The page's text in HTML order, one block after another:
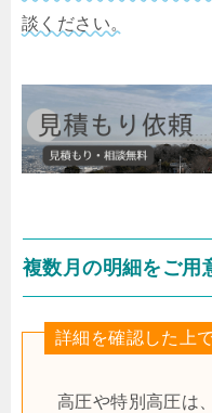
談ください。
複数月の明細をご用
詳細を確認した上
高圧や特別高圧は